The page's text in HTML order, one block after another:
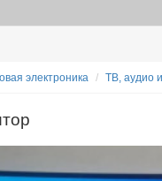
электроника ТВ, аудио